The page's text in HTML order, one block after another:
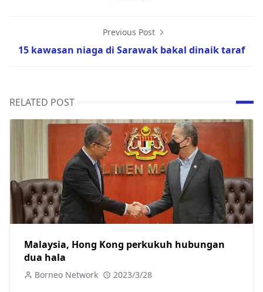
Previous Post
15 kawasan niaga di Sarawak bakal dinaik taraf
RELATED POST
Malaysia, Hong Kong perkukuh hubungan
dua hala
Borneo Network 2023/3/28